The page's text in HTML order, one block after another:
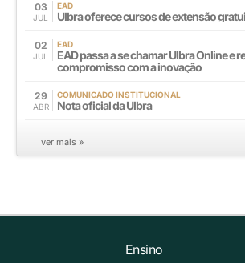
03
JUL
EAD
Ulbra oferece cursos de extensão
02
JUL
EAD
EAD passa a se chamar Ulbra Online e
compromisso com a inovação
29
ABR
COMUNICADO INSTITUCIONAL
Nota oficial da Ulbra
ver mais »
Ensino